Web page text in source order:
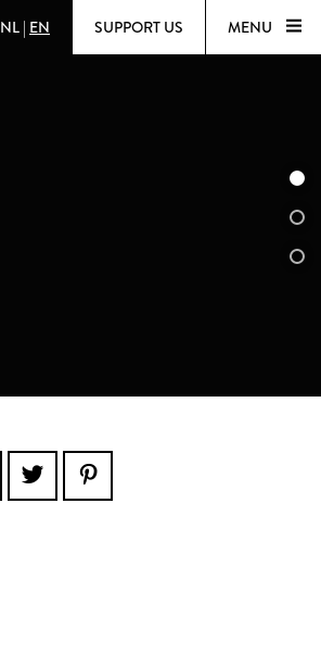
NL | EN SUPPORT US MENU